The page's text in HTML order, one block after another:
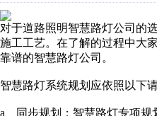
对于道路照明智慧路灯公司的
施工工艺。在了解的过程中大
靠谱的智慧路灯公司。
智慧路灯系统规划应依照以下
a、同步规划：智慧路灯专项